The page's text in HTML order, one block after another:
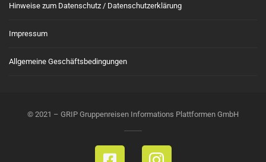
Hinweise zum Datenschutz / Datenschutzerklärung
Impressum
Allgemeine Geschäftsbedingungen
© 2021 – GRIP Gruppenreisen Informations Plattformen GmbH